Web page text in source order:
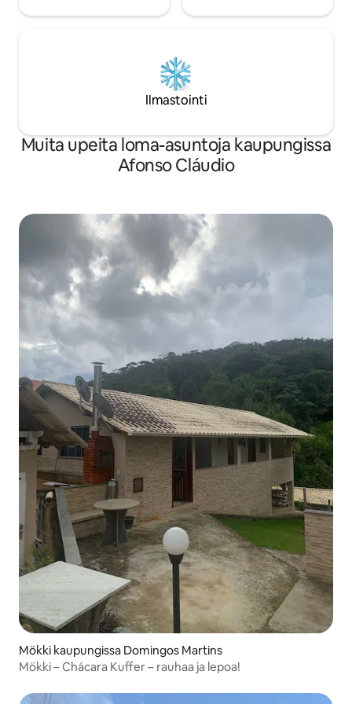
Ilmastointi
Muita upeita loma-asuntoja kaupungissa
Afonso Cláudio
Mökki kaupungissa Domingos Martins
Mökki – Chácara Kuffer – rauhaa ja lepoa!